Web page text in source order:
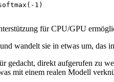
1 )
für CPU/GPU
wandelt sie in etwas um,
gedacht, direkt aufgerufen zu
mit einem realen Modell